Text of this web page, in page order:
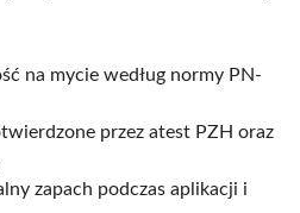
na mycie według normy PN-
przez atest PZH oraz
zapach podczas aplikacji i